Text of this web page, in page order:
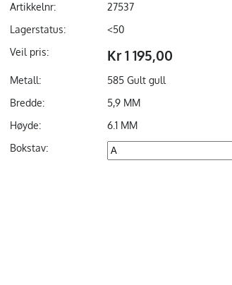
Artikkelnr:
27537
Lagerstatus:
<50
Veil pris:
Kr 1 195,00
Metall:
585 Gult gull
Bredde:
5,9 MM
Høyde:
6.1 MM
Bokstav: